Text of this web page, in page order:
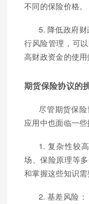
不同的保险价格。
5. 降低政府
行风险管理，可
高财政资金的使用
期货保险协议的
尽管期货保
应用中也面临一些
1. 复杂性较
场、保险原理等
和掌握这些知识需
2. 基差风险